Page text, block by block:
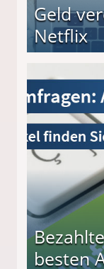
Geld
Netflix
besten